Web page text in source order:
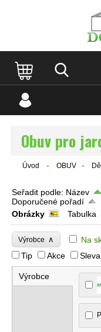
Obuv pro
Úvod OBUV
Seřadit podle: Název
Doporučené pořadí
Obrázky
Tabulka
Výrobce ∧ Na
Tip
Akce Sleva
Výrobce